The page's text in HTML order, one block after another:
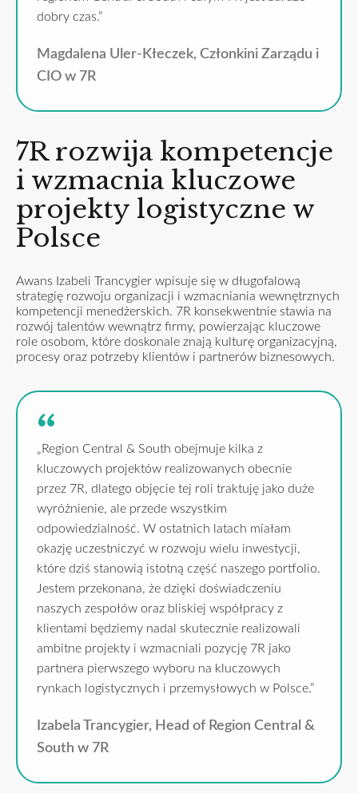
dobry czas.”
Magdalena Uler-Kłeczek, Członkini Zarządu i
CIO w 7R
7R rozwija kompetencje
i wzmacnia kluczowe
projekty logistyczne w
Polsce
Awans Izabeli Trancygier wpisuje się w długofalową
strategię rozwoju organizacji i wzmacniania wewnętrznych
kompetencji menedżerskich. 7R konsekwentnie stawia na
rozwój talentów wewnątrz firmy, powierzając kluczowe
role osobom, które doskonale znają kulturę organizacyjną,
procesy oraz potrzeby klientów i partnerów biznesowych.
„Region Central & South obejmuje kilka z
kluczowych projektów realizowanych obecnie
przez 7R, dlatego objęcie tej roli traktuję jako duże
wyróżnienie, ale przede wszystkim
odpowiedzialność. W ostatnich latach miałam
okazję uczestniczyć w rozwoju wielu inwestycji,
które dziś stanowią istotną część naszego portfolio.
Jestem przekonana, że dzięki doświadczeniu
naszych zespołów oraz bliskiej współpracy z
klientami będziemy nadal skutecznie realizowali
ambitne projekty i wzmacniali pozycję 7R jako
partnera pierwszego wyboru na kluczowych
rynkach logistycznych i przemysłowych w Polsce.”
Izabela Trancygier, Head of Region Central &
South w 7R